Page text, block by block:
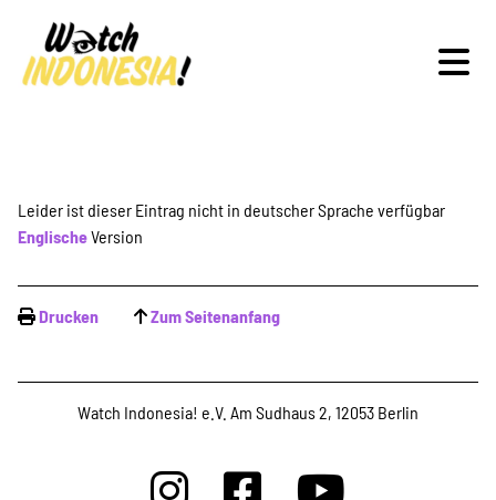
Schwerpunkte
Veranstaltungen
Publikationen
Leider ist dieser Eintrag nicht in deutscher Sprache verfügbar
EnglischeVersion
Drucken Zum Seitenanfang
Watch Indonesia! e.V. Am Sudhaus 2, 12053 Berlin